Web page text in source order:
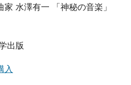
家 水澤有一 「神秘の音楽」
出版
入